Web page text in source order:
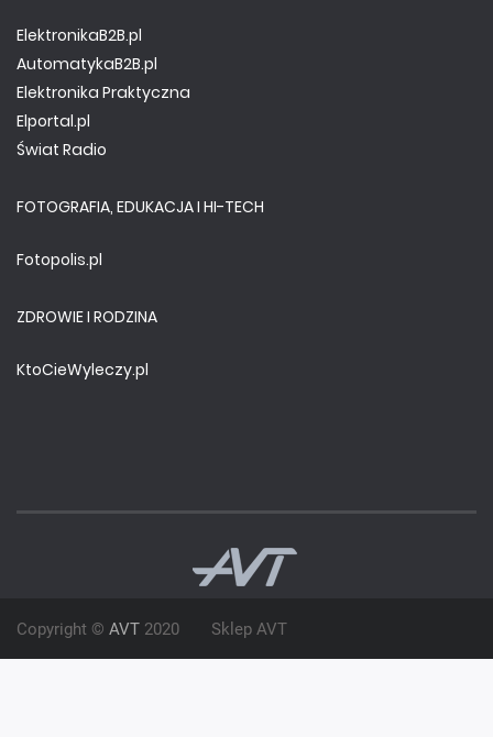
ElektronikaB2B.pl
AutomatykaB2B.pl
Elektronika Praktyczna
Elportal.pl
Świat Radio
FOTOGRAFIA, EDUKACJA I HI-TECH
Fotopolis.pl
ZDROWIE I RODZINA
KtoCieWyleczy.pl
Copyright © AVT 2020 Sklep AVT